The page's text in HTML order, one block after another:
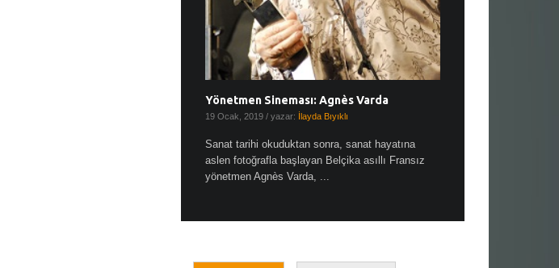
Yönetmen Sineması: Agnès Varda
19 Ocak, 2019 / yazar: İlayda Bıyıklı
Sanat tarihi okuduktan sonra, sanat hayatına
aslen fotoğrafla başlayan Belçika asıllı Fransız
yönetmen Agnès Varda, ...